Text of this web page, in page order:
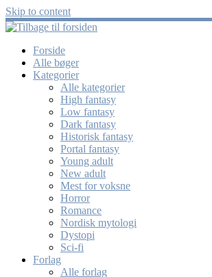
Skip to content
Forside
Alle bøger
Kategorier
Alle kategorier
High fantasy
Low fantasy
Dark fantasy
Historisk fantasy
Portal fantasy
Young adult
New adult
Mest for voksne
Horror
Romance
Nordisk mytologi
Dystopi
Sci-fi
Forlag
Alle forlag